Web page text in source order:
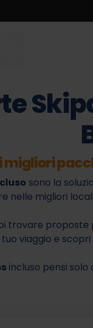
migliori
sono la
nelle migliori
trovare
tuo viaggio e
incluso pensi